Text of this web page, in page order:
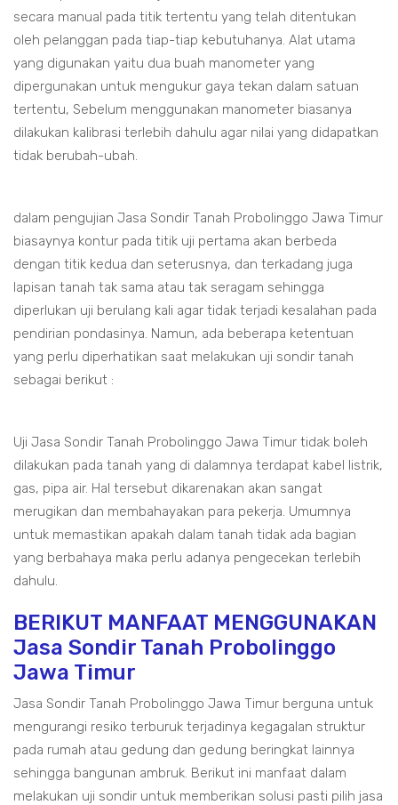
secara manual pada titik tertentu yang telah ditentukan
oleh pelanggan pada tiap-tiap kebutuhanya. Alat utama
yang digunakan yaitu dua buah manometer yang
dipergunakan untuk mengukur gaya tekan dalam satuan
tertentu, Sebelum menggunakan manometer biasanya
dilakukan kalibrasi terlebih dahulu agar nilai yang didapatkan
tidak berubah-ubah.
dalam pengujian Jasa Sondir Tanah Probolinggo Jawa Timur
biasaynya kontur pada titik uji pertama akan berbeda
dengan titik kedua dan seterusnya, dan terkadang juga
lapisan tanah tak sama atau tak seragam sehingga
diperlukan uji berulang kali agar tidak terjadi kesalahan pada
pendirian pondasinya. Namun, ada beberapa ketentuan
yang perlu diperhatikan saat melakukan uji sondir tanah
sebagai berikut :
Uji Jasa Sondir Tanah Probolinggo Jawa Timur tidak boleh
dilakukan pada tanah yang di dalamnya terdapat kabel listrik,
gas, pipa air. Hal tersebut dikarenakan akan sangat
merugikan dan membahayakan para pekerja. Umumnya
untuk memastikan apakah dalam tanah tidak ada bagian
yang berbahaya maka perlu adanya pengecekan terlebih
dahulu.
BERIKUT MANFAAT MENGGUNAKAN
Jasa Sondir Tanah Probolinggo
Jawa Timur
Jasa Sondir Tanah Probolinggo Jawa Timur berguna untuk
mengurangi resiko terburuk terjadinya kegagalan struktur
pada rumah atau gedung dan gedung beringkat lainnya
sehingga bangunan ambruk. Berikut ini manfaat dalam
melakukan uji sondir untuk memberikan solusi pasti pilih jasa